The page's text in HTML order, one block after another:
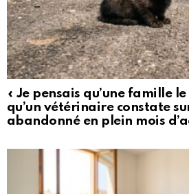
« Je pensais qu’une famille
qu’un vétérinaire constate
abandonné en plein mois